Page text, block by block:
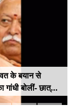
के बयान से
बोलीं- छात्रों
जरूरत नहीं